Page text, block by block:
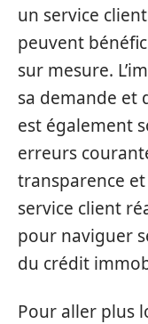
un service
peuvent
sur mesure.
sa demande et
est également
erreurs
transparence
service client
pour naviguer
du crédit
Pour aller plus